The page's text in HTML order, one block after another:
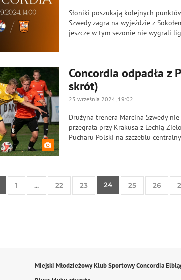
Słoniki poszukają kolejnych
Szwedy zagra na wyjeździe z
jeszcze w tym sezonie nie wygrali
Concordia odpadła z
skrót)
25 września 2024, 19:02
Drużyna trenera Marcina Szwedy
przegrała przy Krakusa z Lechią
Pucharu Polski na szczeblu
1 ... 22 23 24 25 26
Miejski Młodzieżowy Klub Sportowy Concordia